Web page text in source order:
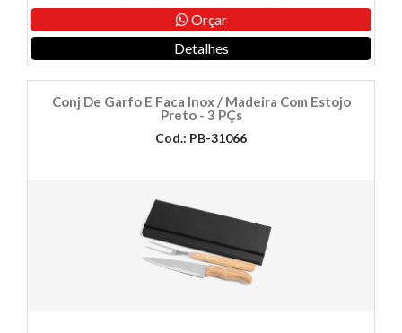
Orçar
Detalhes
Conj De Garfo E Faca Inox / Madeira Com Estojo
Preto - 3 PÇs
Cod.: PB-31066